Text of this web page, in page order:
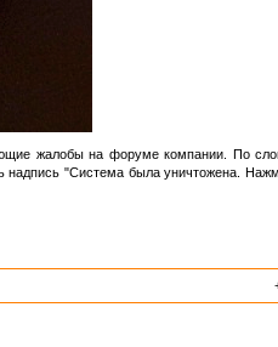
жалобы на форуме компании. По
надпись "Система была уничтожена.